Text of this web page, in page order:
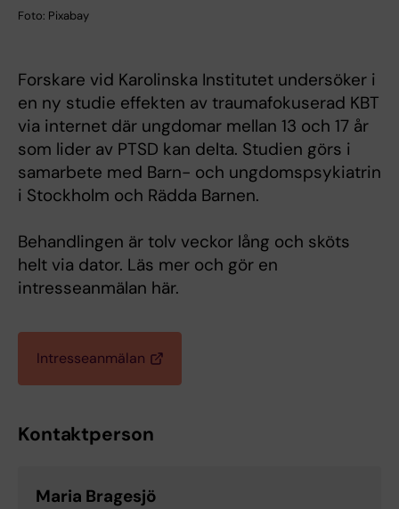
Foto: Pixabay
Forskare vid Karolinska Institutet undersöker i
en ny studie effekten av traumafokuserad KBT
via internet där ungdomar mellan 13 och 17 år
som lider av PTSD kan delta. Studien görs i
samarbete med Barn- och ungdomspsykiatrin
i Stockholm och Rädda Barnen.
Behandlingen är tolv veckor lång och sköts
helt via dator. Läs mer och gör en
intresseanmälan här.
Intresseanmälan
Kontaktperson
Maria Bragesjö